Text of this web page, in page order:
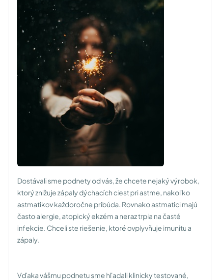
Dostávali sme podnety od vás, že chcete nejaký výrobok,
ktorý znižuje zápaly dýchacích ciest pri astme, nakoľko
astmatikov každoročne pribúda. Rovnako astmatici majú
často alergie, atopický ekzém a neraz trpia na časté
infekcie. Chceli ste riešenie, ktoré ovplyvňuje imunitu a
zápaly.
Vďaka vášmu podnetu sme hľadali klinicky testované,